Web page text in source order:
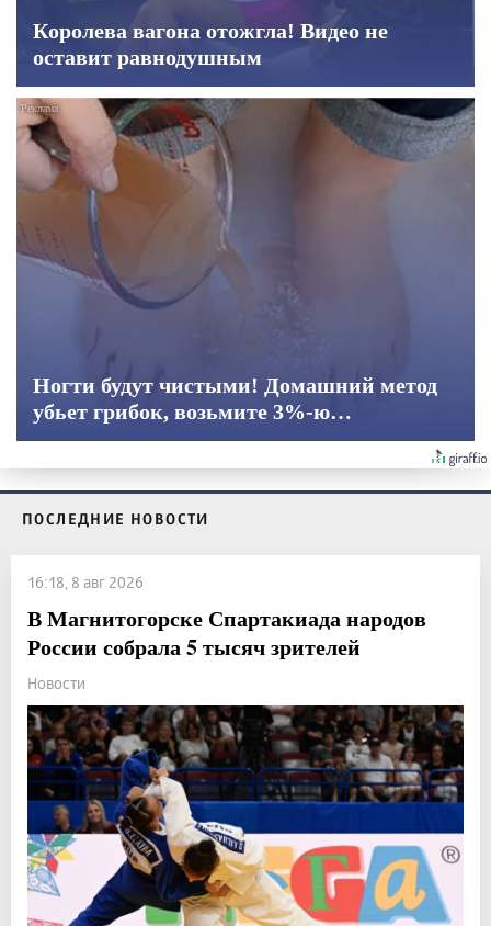
Королева вагона отожгла! Видео не
оставит равнодушным
Ногти будут чистыми! Домашний метод
убьет грибок, возьмите 3%-ю…
ПОСЛЕДНИЕ НОВОСТИ
16:18, 8 авг 2026
В Магнитогорске Спартакиада народов
России собрала 5 тысяч зрителей
Новости